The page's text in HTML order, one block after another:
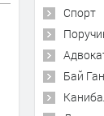
Спорт
Бай